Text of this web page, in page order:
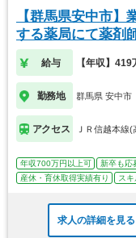
【群馬県安中市
する薬局にて薬剤
給与 【年収】
勤務地 群馬県 安中市
アクセス ＪＲ信越本線
年収700万円以上可 新卒も応
産休・育休取得実績有り
ス
求人の詳細を見る